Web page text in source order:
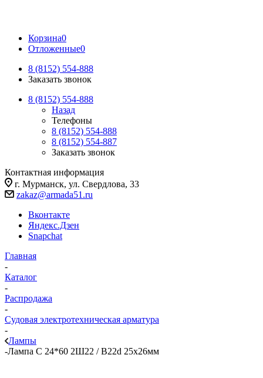
Корзина0
Отложенные0
8 (8152) 554-888
Заказать звонок
8 (8152) 554-888
Назад
Телефоны
8 (8152) 554-888
8 (8152) 554-887
Заказать звонок
Контактная информация
г. Мурманск, ул. Свердлова, 33
zakaz@armada51.ru
Вконтакте
Яндекс.Дзен
Snapchat
Главная
-
Каталог
-
Распродажа
-
Судовая электротехническая арматура
-
Лампы
-Лампа С 24*60 2Ш22 / B22d 25х26мм